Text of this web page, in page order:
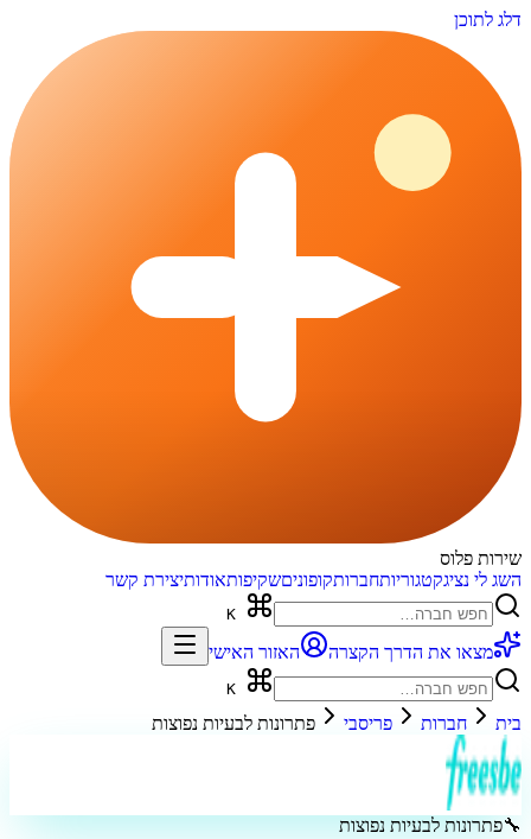
דלג לתוכן
שירות פלוס
השג לי נציגקטגוריותחברותקופוניםשקיפותאודותיצירת קשר
מצאו את הדרך הקצרה האזור האישי
בית חברות פריסבי פתרונות לבעיות נפוצות
🔧פתרונות לבעיות נפוצות